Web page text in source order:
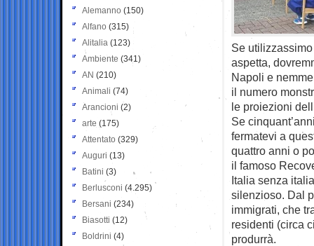
Se
aspetta,
Napoli e
il numero
le proiezioni
Se
fermatevi a
quattro anni o
il famoso
Italia senza
silenzioso. Dal
immigrati, che
residenti (circa
produrrà.
Alemanno (150)
Alfano (315)
Alitalia (123)
Ambiente (341)
AN (210)
Animali (74)
Arancioni (2)
arte (175)
Attentato (329)
Auguri (13)
Batini (3)
Berlusconi (4.295)
Bersani (234)
Biasotti (12)
Boldrini (4)